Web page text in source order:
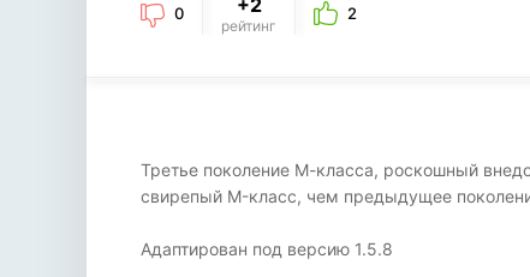
0
рейтинг
2
Третье поколение М-класса, роскошный
свирепый M-класс, чем предыдущее
Адаптирован под версию 1.5.8